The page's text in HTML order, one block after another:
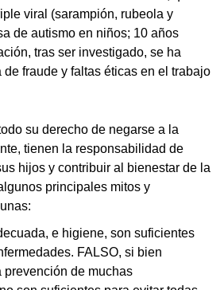
viral (sarampión, rubeola y
de autismo en niños; 10 años
tras ser investigado, se ha
fraude y faltas éticas en el trabajo
su derecho de negarse a la
tienen la responsabilidad de
hijos y contribuir al bienestar de la
principales mitos y
e higiene, son suficientes
FALSO, si bien
prevención de muchas